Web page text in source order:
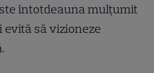
întotdeauna mulțumit
evită să vizioneze